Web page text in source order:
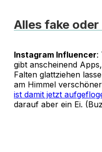
Alles fake oder
Instagram Influencer:
gibt anscheinend
Falten glattziehen
am Himmel
ist damit jetzt
darauf aber ein Ei.